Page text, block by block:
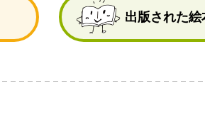
出版された絵